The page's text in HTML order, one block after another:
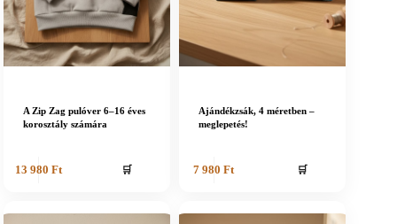
A Zip Zag pulóver 6–16 éves
korosztály számára
13 980 Ft 🛒
Ajándékzsák, 4 méretben –
meglepetés!
7 980Ft 🛒